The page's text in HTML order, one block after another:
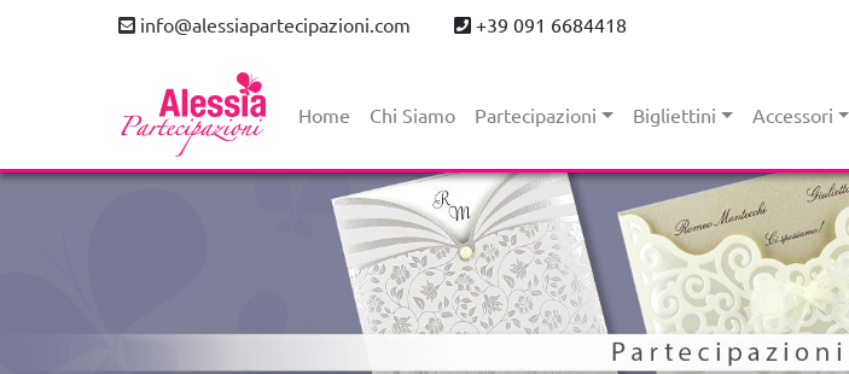
info@alessiapartecipazioni.com +39 091 6684418
Home Chi Siamo Partecipazioni Bigliettini Accessori